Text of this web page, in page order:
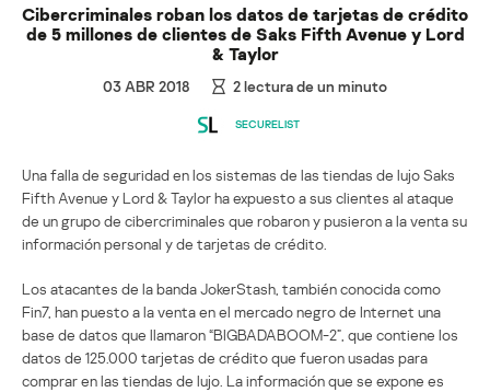
Cibercriminales roban los datos de tarjetas de crédito
de 5 millones de clientes de Saks Fifth Avenue y Lord
& Taylor
03 ABR 2018 2lectura de un minuto
SECURELIST
Una falla de seguridad en los sistemas de las tiendas de lujo Saks
Fifth Avenue y Lord & Taylor ha expuesto a sus clientes al ataque
de un grupo de cibercriminales que robaron y pusieron a la venta su
información personal y de tarjetas de crédito.
Los atacantes de la banda JokerStash, también conocida como
Fin7, han puesto a la venta en el mercado negro de Internet una
base de datos que llamaron “BIGBADABOOM-2”, que contiene los
datos de 125.000 tarjetas de crédito que fueron usadas para
comprar en las tiendas de lujo. La información que se expone es